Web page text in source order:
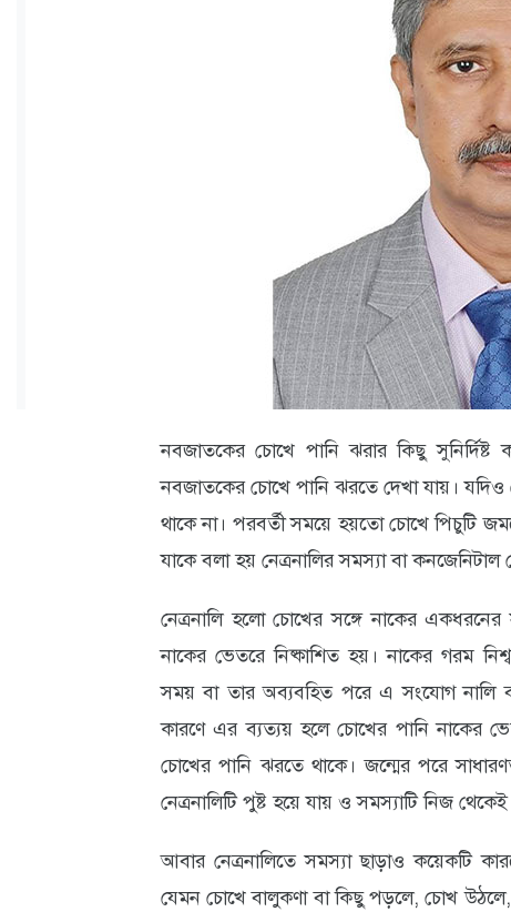
নবজাতকের চোখে পানি ঝরার কিছু
নবজাতকের চোখে পানি ঝরতে দেখা যায়। যদিও
থাকে না। পরবর্তী সময়ে হয়তো চোখে পিচুটি
যাকে বলা হয় নেত্রনালির সমস্যা বা কনজেনিটাল
নেত্রনালি হলো চোখের সঙ্গে নাকের
নাকের ভেতরে নিষ্কাশিত হয়। নাকের গরম
সময় বা তার অব্যবহিত পরে এ সংযোগ নালি
কারণে এর ব্যত্যয় হলে চোখের পানি নাকের
চোখের পানি ঝরতে থাকে। জন্মের পরে
নেত্রনালিটি পুষ্ট হয়ে যায় ও সমস্যাটি নিজ
আবার নেত্রনালিতে সমস্যা ছাড়াও কয়েকটি
যেমন চোখে বালুকণা বা কিছু পড়লে, চোখ উঠলে,